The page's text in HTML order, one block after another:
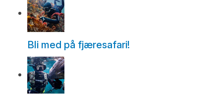
Bli med på fjæresafari!